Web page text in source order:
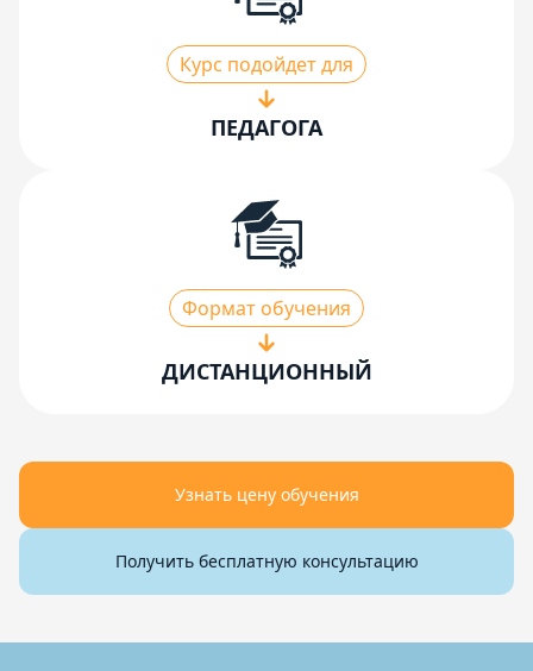
Курс подойдет для
ПЕДАГОГА
Формат обучения
ДИСТАНЦИОННЫЙ
Узнать цену обучения
Получить бесплатную консультацию